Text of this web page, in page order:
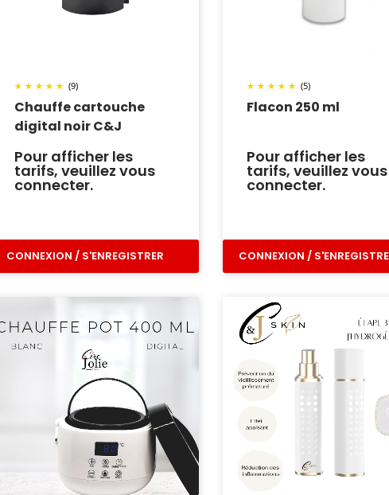
Chauffe cartouche
digital noir C&J
(9)
Pour afficher les
tarifs, veuillez vous
connecter.
CONNEXION / S'ENREGISTRER
Flacon 250 ml
(5)
Pour afficher les
tarifs, veuillez vous
connecter.
CONNEXION /